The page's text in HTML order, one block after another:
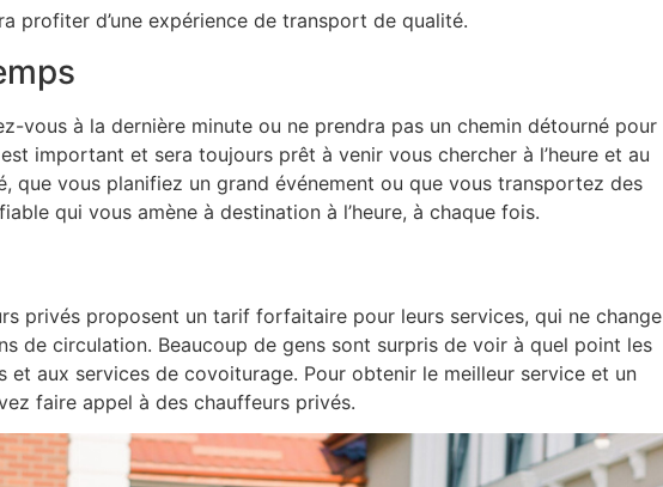
profiter d’une expérience de transport de qualité.
vous à la dernière minute ou ne prendra pas un chemin détourné pour
important et sera toujours prêt à venir vous chercher à l’heure et au
que vous planifiez un grand événement ou que vous transportez des
qui vous amène à destination à l’heure, à chaque fois.
privés proposent un tarif forfaitaire pour leurs services, qui ne change
de circulation. Beaucoup de gens sont surpris de voir à quel point les
aux services de covoiturage. Pour obtenir le meilleur service et un
faire appel à des chauffeurs privés.